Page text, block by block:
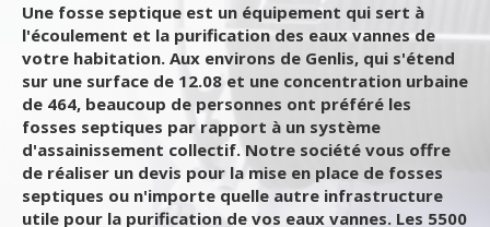
Une fosse septique est un équipement qui sert à
l'écoulement et la purification des eaux vannes de
votre habitation. Aux environs de Genlis, qui s'étend
sur une surface de 12.08 et une concentration urbaine
de 464, beaucoup de personnes ont préféré les
fosses septiques par rapport à un système
d'assainissement collectif. Notre société vous offre
de réaliser un devis pour la mise en place de fosses
septiques ou n'importe quelle autre infrastructure
utile pour la purification de vos eaux vannes. Les 5500